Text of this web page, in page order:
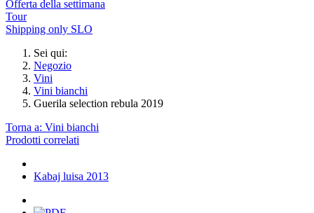
Offerta della settimana
Tour
Shipping only SLO
Sei qui:
Negozio
Vini
Vini bianchi
Guerila selection rebula 2019
Torna a: Vini bianchi
Prodotti correlati
Kabaj luisa 2013